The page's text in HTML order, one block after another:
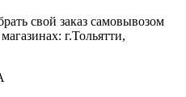
свой заказ самовывозом
г.Тольятти,